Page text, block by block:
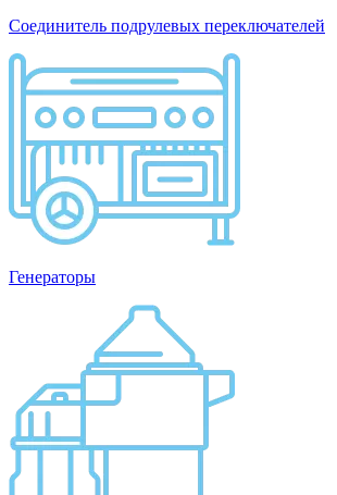
Соединитель подрулевых переключателей
Генераторы